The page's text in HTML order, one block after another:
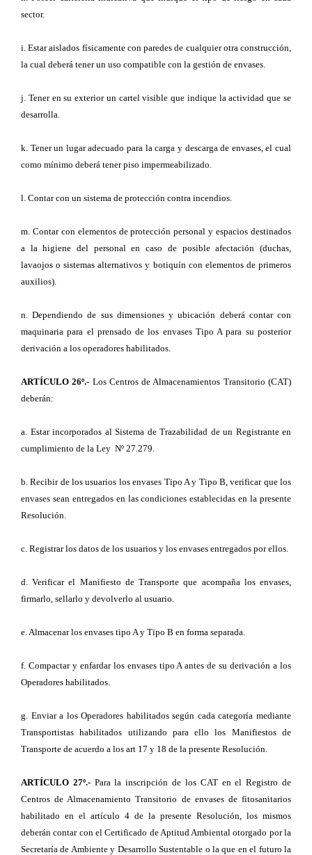
sector.
i. Estar aislados físicamente con paredes de cualquier otra construcción,
la cual deberá tener un uso compatible con la gestión de envases.
j. Tener en su exterior un cartel visible que indique la actividad que se
desarrolla.
k. Tener un lugar adecuado para la carga y descarga de envases, el cual
como mínimo deberá tener piso impermeabilizado.
l. Contar con un sistema de protección contra incendios.
m. Contar con elementos de protección personal y espacios destinados
a la higiene del personal en caso de posible afectación (duchas,
lavaojos o sistemas alternativos y botiquín con elementos de primeros
auxilios).
n. Dependiendo de sus dimensiones y ubicación deberá contar con
maquinaria para el prensado de los envases Tipo A para su posterior
derivación a los operadores habilitados.
ARTÍCULO 26º.- Los Centros de Almacenamientos Transitorio (CAT)
deberán:
a. Estar incorporados al Sistema de Trazabilidad de un Registrante en
cumplimiento de la Ley Nº 27.279.
b. Recibir de los usuarios los envases Tipo A y Tipo B, verificar que los
envases sean entregados en las condiciones establecidas en la presente
Resolución.
c. Registrar los datos de los usuarios y los envases entregados por ellos.
d. Verificar el Manifiesto de Transporte que acompaña los envases,
firmarlo, sellarlo y devolverlo al usuario.
e. Almacenar los envases tipo A y Tipo B en forma separada.
f. Compactar y enfardar los envases tipo A antes de su derivación a los
Operadores habilitados.
g. Enviar a los Operadores habilitados según cada categoría mediante
Transportistas habilitados utilizando para ello los Manifiestos de
Transporte de acuerdo a los art 17 y 18 de la presente Resolución.
ARTÍCULO 27º.-Para la inscripción de los CAT en el Registro de
Centros de Almacenamiento Transitorio de envases de fitosanitarios
habilitado en el artículo 4 de la presente Resolución, los mismos
deberán contar con el Certificado de Aptitud Ambiental otorgado por la
Secretaría de Ambiente y Desarrollo Sustentable o la que en el futuro la